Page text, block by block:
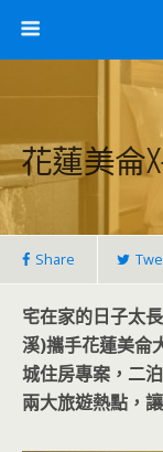
花蓮美侖
Share
宅在家的日子太
溪)攜手花蓮美侖
城住房專案，二
兩大旅遊熱點，